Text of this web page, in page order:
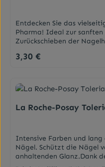
Entdecken Sie das
Pharma! Ideal zur
Zurückschieben der
Ihr praktisches 3-in-1-
Regulärer Preis:
3,30 €
La Roche-Posay
Intensive Farben und
Nägel. Schützt die Nägel
anhaltenden Glanz.Dank